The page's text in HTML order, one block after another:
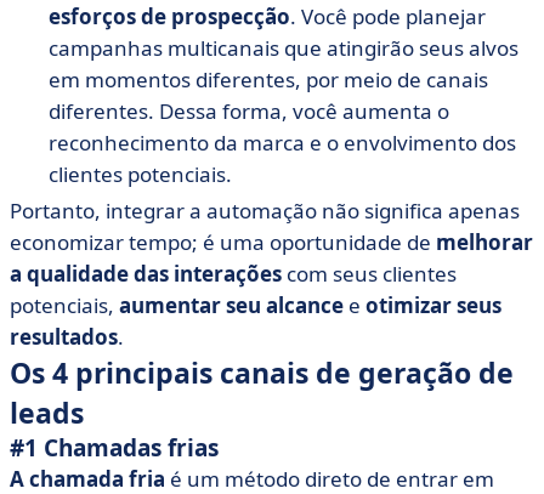
esforços de prospecção. Você pode planejar
campanhas multicanais que atingirão seus alvos
em momentos diferentes, por meio de canais
diferentes. Dessa forma, você aumenta o
reconhecimento da marca e o envolvimento dos
clientes potenciais.
Portanto, integrar a automação não significa apenas
economizar tempo; é uma oportunidade de melhorar
a qualidade das interações com seus clientes
potenciais, aumentar seu alcance e otimizar seus
resultados.
Os 4 principais canais de geração de
leads
#1 Chamadas frias
A chamada fria é um método direto de entrar em